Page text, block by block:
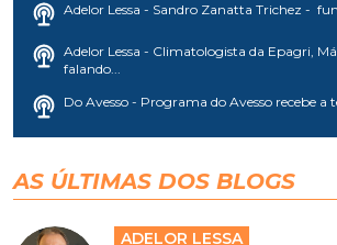
Adelor Lessa - Sandro Zanatta Trichez -
Adelor Lessa - Climatologista da Epagri,
falando...
Do Avesso - Programa do Avesso recebe a
AS ÚLTIMAS DOS BLOGS
ADELOR LESSA